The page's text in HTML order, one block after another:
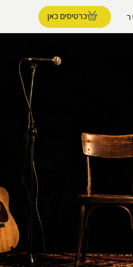
כרטיסים כאן